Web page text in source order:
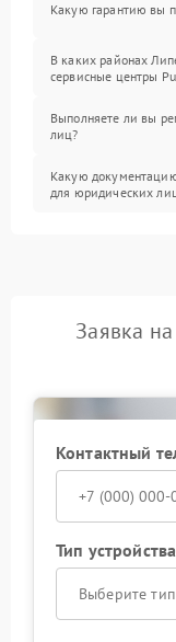
Какую гарантию вы
В каких районах
сервисные центры
Выполняете ли вы
лиц?
Какую
для юридических
Заявка
Контактный
Тип
Выберите